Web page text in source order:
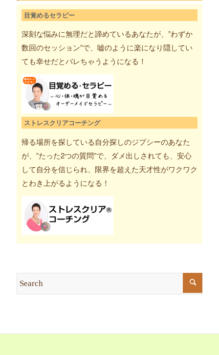
目覚めるセラピー
深刻な悩みに無理だと諦めているあなたが、”わずか
数回のセッション”で、嘘のように楽になり隠してい
ても幸せだとバレちゃうようになる！
ストレスクリアコーチング
帰る場所を探している自分探しのジプシーのあなた
が、”たった2つの質問”で、ダメ出しされても、安心
して自分を信じられ、限界を超えた天才性がワクワク
とわき上がるようになる！